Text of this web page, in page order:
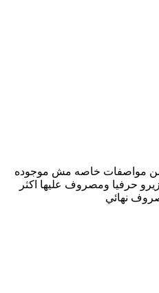
اديشن مواصفات خاصه مش موجوده
زيرو حرفيا ومصروف عليها اكثر